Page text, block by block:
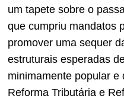
um tapete sobre o
que cumpriu mandatos
promover uma sequer
estruturais esperadas
minimamente popular e
Reforma Tributária e